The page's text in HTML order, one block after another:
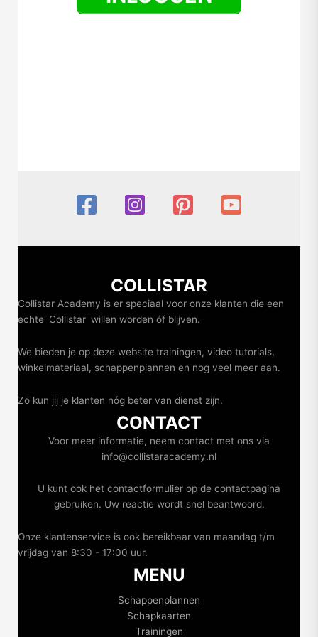
COLLISTAR
Collistar Academy is er speciaal voor onze klanten die een
echte 'Collistar' willen worden óf blijven.
We bieden je op deze website trainingen, video tutorials,
winkelmateriaal, schappenplannen en nog veel meer aan.
Zo kun jij je klanten nóg beter van dienst zijn.
CONTACT
Voor meer informatie, neem contact met ons via
info@collistaracademy.nl
U kunt ook het contactformulier op de contactpagina
gebruiken. Uw reactie wordt snel beantwoord.
Onze klantenservice is ook bereikbaar van maandag t/m
vrijdag van 8:30 - 17:00 uur.
MENU
Schappenplannen
Schapkaarten
Trainingen